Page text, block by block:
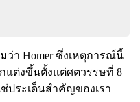
า Homer ซึ่งเหตุการณ์นี้
กแต่งขึ้นตั้งแต่ศตวรรษที่ 8
ประเด็นสำคัญของเรา